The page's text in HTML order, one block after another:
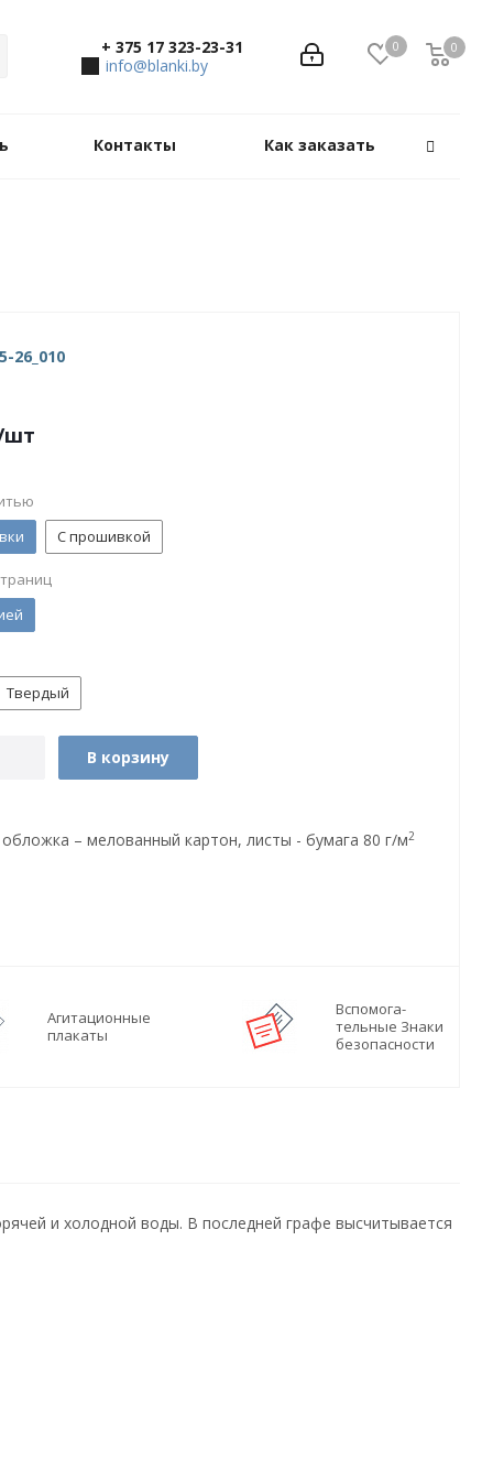
0 0
0
+ 375 17 323-23-31
info@blanki.by
Контакты Как заказать
26_010
С прошивкой
Твердый
В корзину
– мелованный картон, листы - бумага 80 г/м2
Агитационные
плакаты
Вспомога-
тельные Знаки
безопасности
и холодной воды. В последней графе высчитывается